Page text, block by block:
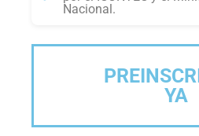
Nacional.
YA